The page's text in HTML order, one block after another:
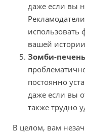
даже если вы
использовать
вашей
Зомби-
постоянно
даже если вы
также трудно
В целом, вам